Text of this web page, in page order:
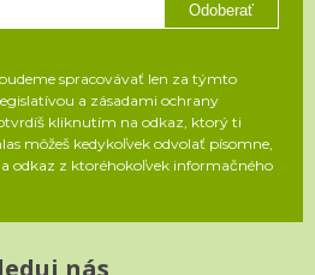
Odoberať
spracovávať len za týmto
a zásadami ochrany
kliknutím na odkaz, ktorý ti
môžeš kedykoľvek odvolať písomne,
odkaz z ktoréhokoľvek informačného
nás